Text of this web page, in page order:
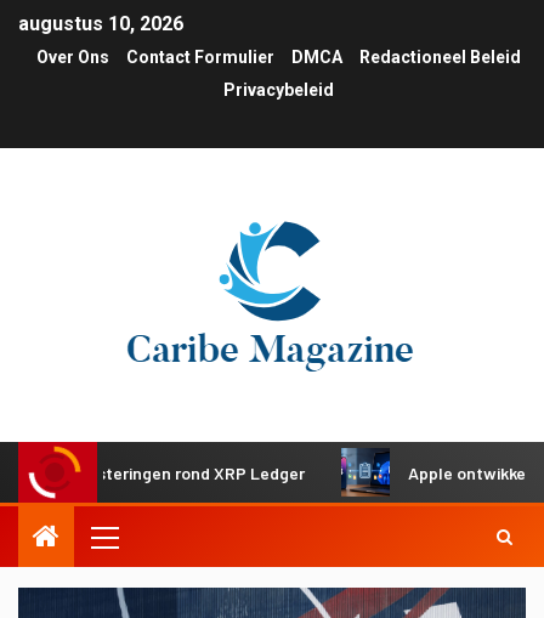
augustus 10, 2026
Over Ons Contact Formulier DMCA
Redactioneel Beleid
Privacybeleid
rond XRP Ledger Apple ontwikkelt